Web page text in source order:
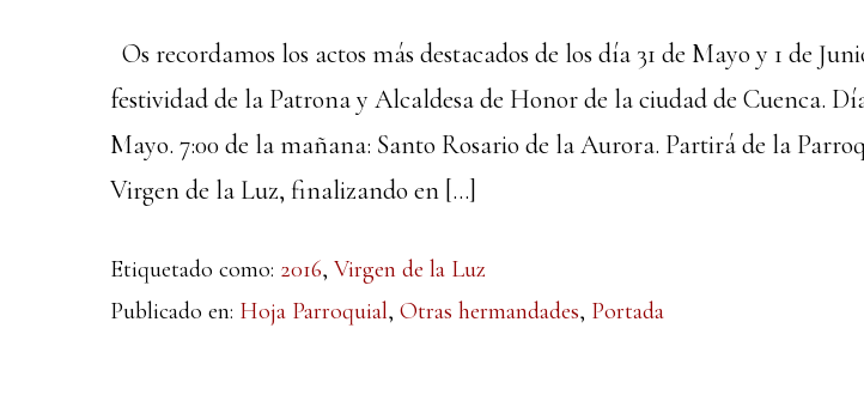
Os recordamos los actos más destacados de los día 31 de Mayo y 1 de
festividad de la Patrona y Alcaldesa de Honor de la ciudad de Cuenca.
Mayo. 7:00 de la mañana: Santo Rosario de la Aurora. Partirá de la
Virgen de la Luz, finalizando en […]
Etiquetado como: 2016, Virgen de la Luz
Publicado en: Hoja Parroquial, Otras hermandades, Portada